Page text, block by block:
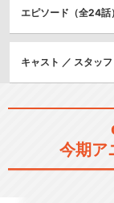
まう。そんなシャナ
史菜の屋敷へと足を
SF/ファンタジー
アクション/バトル
シリーズ／関連の
エピソード（全24話）
キャスト ／ スタッフ
今期ア